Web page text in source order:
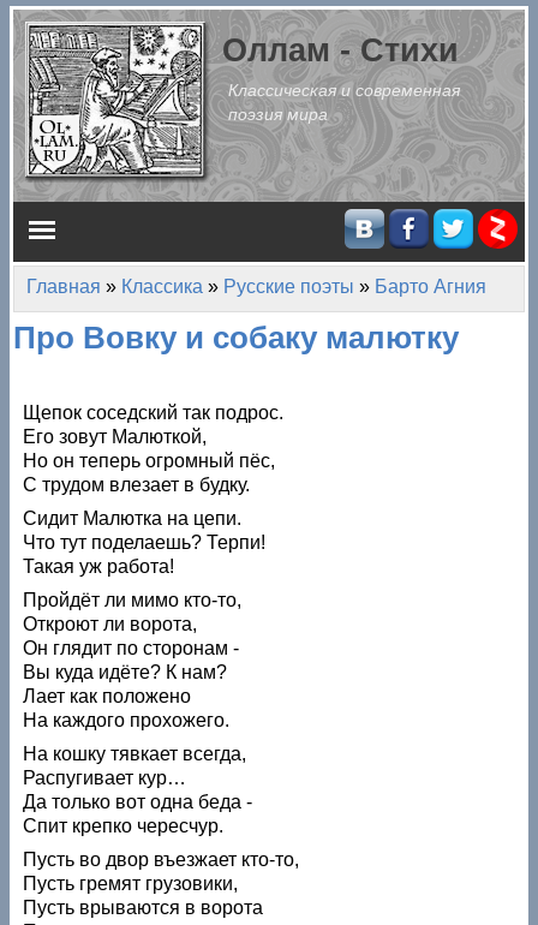
Перейти к основному содержанию
Оллам - Стихи
Классическая и современная
поэзия мира
Главное меню
Вы здесь
Главная » Классика » Русские поэты » Барто Агния
Про Вовку и собаку малютку
Щепок соседский так подрос.
Его зовут Малюткой,
Но он теперь огромный пёс,
С трудом влезает в будку.
Сидит Малютка на цепи.
Что тут поделаешь? Терпи!
Такая уж работа!
Пройдёт ли мимо кто-то,
Откроют ли ворота,
Он глядит по сторонам -
Вы куда идёте? К нам?
Лает как положено
На каждого прохожего.
На кошку тявкает всегда,
Распугивает кур…
Да только вот одна беда -
Спит крепко чересчур.
Пусть во двор въезжает кто-то,
Пусть гремят грузовики,
Пусть врываются в ворота